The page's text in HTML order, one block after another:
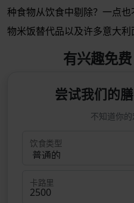
种食物从饮食中剔除？一点
物米饭替代品以及许多意大利
有兴趣免费
尝试我们的
不知道你的
饮食类型
卡路里